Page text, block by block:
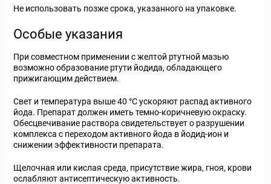
Не использовать позже срока, указанного на упаковке.
Особые указания
При совместном применении с желтой ртутной мазью
возможно образование ртути йодида, обладающего
прижигающим действием.
Свет и температура выше 40 °С ускоряют распад активного
йода. Препарат должен иметь темно-коричневую окраску.
Обесцвечивание раствора свидетельствует о разрушении
комплекса с переходом активного йода в йодид-ион и
снижении эффективности препарата.
Щелочная или кислая среда, присутствие жира, гноя, крови
ослабляют антисептическую активность.